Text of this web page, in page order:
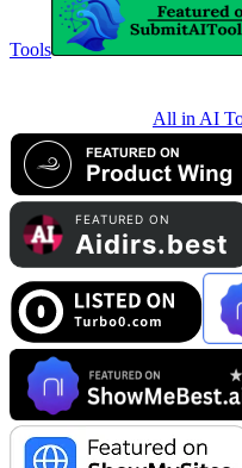
Tools
All in AI